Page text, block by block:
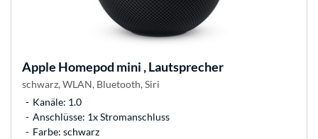
Apple Homepod mini , Lautsprecher
schwarz, WLAN, Bluetooth, Siri
Kanäle: 1.0
Anschlüsse: 1x Stromanschluss
Farbe: schwarz